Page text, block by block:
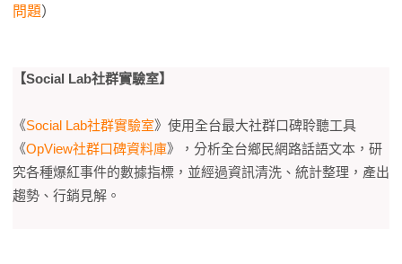
問題）
【Social Lab社群實驗室】
《Social Lab社群實驗室》使用全台最大社群口碑聆聽工具
《OpView社群口碑資料庫》，分析全台鄉民網路話語文本，研
究各種爆紅事件的數據指標，並經過資訊清洗、統計整理，產出
趨勢、行銷見解。